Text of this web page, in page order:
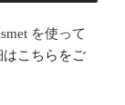
を使って
はこちらをご